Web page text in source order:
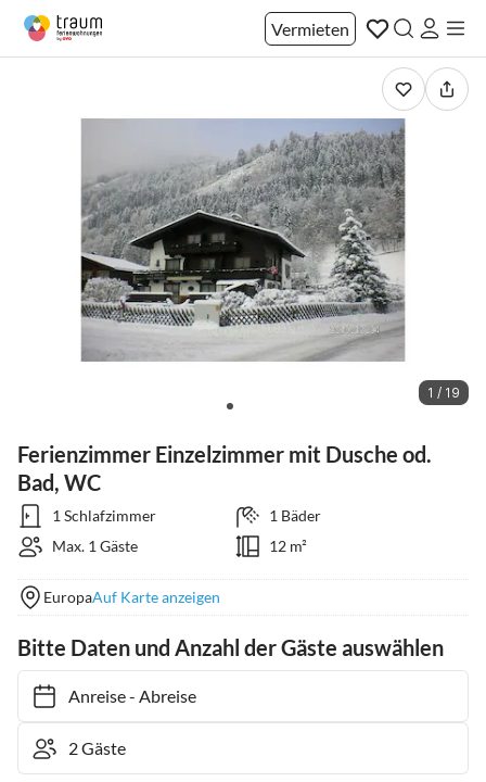
Vermieten
1 / 19
Ferienzimmer Einzelzimmer mit Dusche od.
Bad, WC
1 Schlafzimmer
1 Bäder
Max. 1 Gäste
12 m²
EuropaAuf Karte anzeigen
Bitte Daten und Anzahl der Gäste auswählen
Anreise- Abreise